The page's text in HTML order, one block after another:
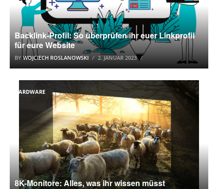
Backlink-Profil: So überprüfen ihr euer Linkprofil
für eure Website
BYWOJCIECH ROSLANOWSKI 2. JANUAR 2023
HARDWARE
8K-Monitore: Alles, was ihr wissen müsst